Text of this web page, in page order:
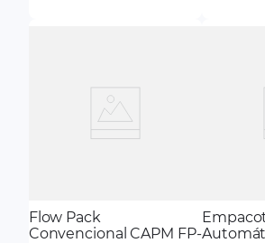
Flow Pack
Convencional CAPM FP-